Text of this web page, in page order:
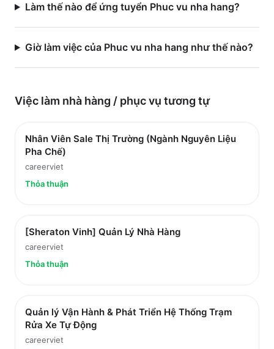
Làm thế nào để ứng tuyển Phuc vu nha hang?
Giờ làm việc của Phuc vu nha hang như thế nào?
Việc làm nhà hàng / phục vụ tương tự
Nhân Viên Sale Thị Trường (Ngành Nguyên Liệu
Pha Chế)
careerviet
Thỏa thuận
[Sheraton Vinh] Quản Lý Nhà Hàng
careerviet
Thỏa thuận
Quản lý Vận Hành & Phát Triển Hệ Thống Trạm
Rửa Xe Tự Động
careerviet